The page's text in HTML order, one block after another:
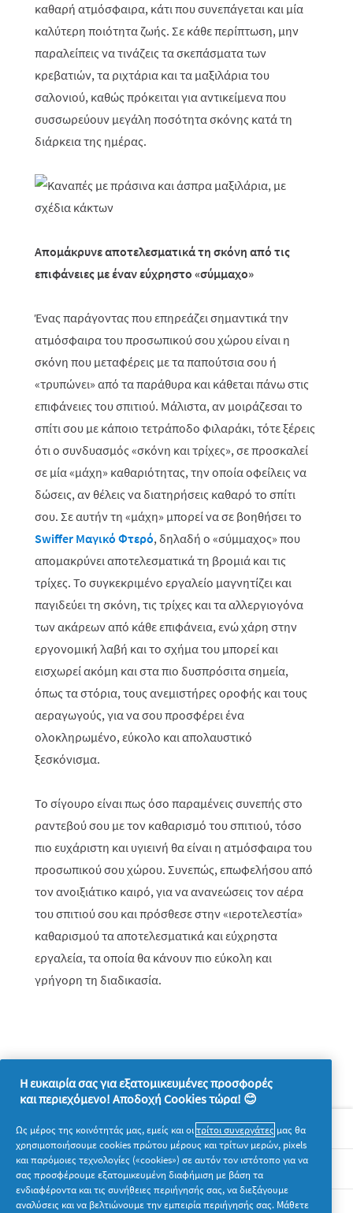
καθαρή ατμόσφαιρα, κάτι που συνεπάγεται και μία
καλύτερη ποιότητα ζωής. Σε κάθε περίπτωση, μην
παραλείπεις να τινάζεις τα σκεπάσματα των
κρεβατιών, τα ριχτάρια και τα μαξιλάρια του
σαλονιού, καθώς πρόκειται για αντικείμενα που
συσσωρεύουν μεγάλη ποσότητα σκόνης κατά τη
διάρκεια της ημέρας.
Απομάκρυνε αποτελεσματικά τη σκόνη από τις
επιφάνειες με έναν εύχρηστο «σύμμαχο»
Ένας παράγοντας που επηρεάζει σημαντικά την
ατμόσφαιρα του προσωπικού σου χώρου είναι η
σκόνη που μεταφέρεις με τα παπούτσια σου ή
«τρυπώνει» από τα παράθυρα και κάθεται πάνω στις
επιφάνειες του σπιτιού. Μάλιστα, αν μοιράζεσαι το
σπίτι σου με κάποιο τετράποδο φιλαράκι, τότε ξέρεις
ότι ο συνδυασμός «σκόνη και τρίχες», σε προσκαλεί
σε μία «μάχη» καθαριότητας, την οποία οφείλεις να
δώσεις, αν θέλεις να διατηρήσεις καθαρό το σπίτι
σου. Σε αυτήν τη «μάχη» μπορεί να σε βοηθήσει το
Swiffer Μαγικό Φτερό, δηλαδή ο «σύμμαχος» που
απομακρύνει αποτελεσματικά τη βρομιά και τις
τρίχες. Το συγκεκριμένο εργαλείο μαγνητίζει και
παγιδεύει τη σκόνη, τις τρίχες και τα αλλεργιογόνα
των ακάρεων από κάθε επιφάνεια, ενώ χάρη στην
εργονομική λαβή και το σχήμα του μπορεί και
εισχωρεί ακόμη και στα πιο δυσπρόσιτα σημεία,
όπως τα στόρια, τους ανεμιστήρες οροφής και τους
αεραγωγούς, για να σου προσφέρει ένα
ολοκληρωμένο, εύκολο και απολαυστικό
ξεσκόνισμα.
Το σίγουρο είναι πως όσο παραμένεις συνεπής στο
ραντεβού σου με τον καθαρισμό του σπιτιού, τόσο
πιο ευχάριστη και υγιεινή θα είναι η ατμόσφαιρα του
προσωπικού σου χώρου. Συνεπώς, επωφελήσου από
τον ανοιξιάτικο καιρό, για να ανανεώσεις τον αέρα
του σπιτιού σου και πρόσθεσε στην «ιεροτελεστία»
καθαρισμού τα αποτελεσματικά και εύχρηστα
εργαλεία, τα οποία θα κάνουν πιο εύκολη και
γρήγορη τη διαδικασία.
Σχετικά με την P&G
Νομικά
Η ευκαιρία σας για εξατομικευμένες προσφορές
και περιεχόμενο! Αποδοχή Cookies τώρα! 😊
Ως μέρος της κοινότητάς μας, εμείς και οιτρίτοι συνεργάτες μας θα
χρησιμοποιήσουμε cookies πρώτου μέρους και τρίτων μερών, pixels
και παρόμοιες τεχνολογίες («cookies») σε αυτόν τον ιστότοπο για να
σας προσφέρουμε εξατομικευμένη διαφήμιση με βάση τα
ενδιαφέροντα και τις συνήθειες περιήγησής σας, να διεξάγουμε
αναλύσεις και να βελτιώνουμε την εμπειρία περιήγησής σας. Μάθετε